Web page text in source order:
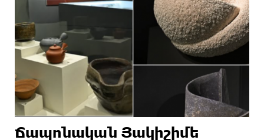
Ճապոնական Յակիշիմե